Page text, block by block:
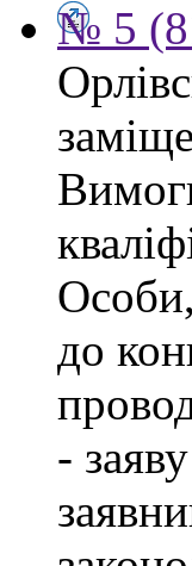
№ 5
до
-